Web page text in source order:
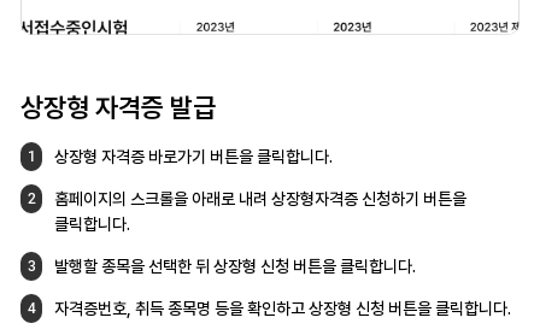
상장형 자격증 발급
1 상장형 자격증 바로가기 버튼을 클릭합니다.
2 홈페이지의 스크롤을 아래로 내려 상장형자격증 신청하기 버튼을
클릭합니다.
3 발행할 종목을 선택한 뒤 상장형 신청 버튼을클릭합니다.
4 자격증번호, 취득 종목명 등을 확인하고상장형 신청 버튼을 클릭합니다.